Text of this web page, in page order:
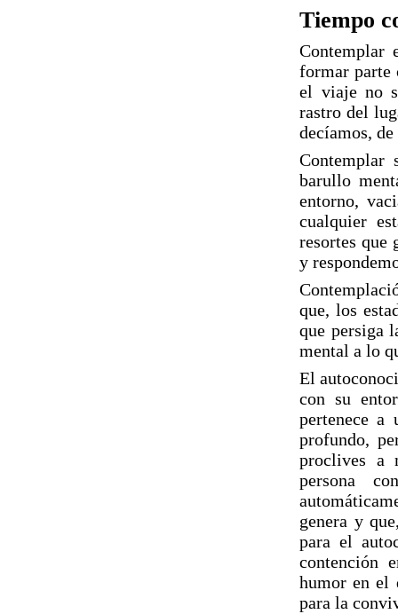
Tiempo
Contemplar
formar parte
el viaje no
rastro del
decíamos,
Contemplar
barullo
entorno,
cualquier
resortes que
y
que, los
que persiga
mental a lo
El
con su
pertenece
profundo,
proclives a
persona
genera y
para el
contención
humor en el
para la